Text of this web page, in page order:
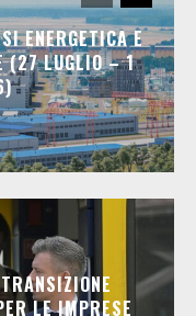
ENERGETICA E
(27 LUGLIO – 1
LE IMPRESE